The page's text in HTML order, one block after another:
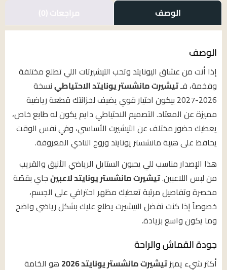
الوصف
الوصف
إذا أنت من عشاق اليونايتد وتحب التيشيرتات اللي تطلع مختلفة
وفخمة، فـتيشيرت مانشستر يونايتد الاحتياطينسخة
2026-2027 بيكون اختيار قوي يضيف لخزانتك قطعة رياضية
مميزة عن المعتاد. التصميم الاحتياطي دايم يكون له طابع خاص،
يعطيك حضور مختلف عن التيشيرت الأساسي، وفي نفس الوقت
يحافظ على هيبة مانشستر يونايتد وروح النادي المعروفة.
هذا الإصدار مناسب للي يحبون الستايل الرياضي الأنيق والقريب
من لبس اللاعبين.تيشيرت مانشستر يونايتد لاعبينجاي بقصّة
مخصرة وتفاصيل مرتبة تعطيك مظهر احترافي على الجسم،
خصوصاً إذا كنت تفضل التيشيرت يطلع عليك بشكل رياضي واضح
وما يكون واسع بزيادة.
جودة القماش والراحة
أكثر شيء يميزتيشيرت مانشستر يونايتد 2026
هو الخامة